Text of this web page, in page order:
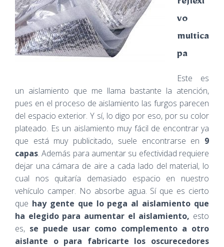
reflexi
vo
multica
pa
Este es
un aislamiento que me llama bastante la atención,
pues en el proceso de aislamiento las furgos parecen
del espacio exterior. Y sí, lo digo por eso, por su color
plateado. Es un aislamiento muy fácil de encontrar ya
que está muy publicitado, suele encontrarse en 9
capas. Además para aumentar su efectividad requiere
dejar una cámara de aire a cada lado del material, lo
cual nos quitaría demasiado espacio en nuestro
vehículo camper. No absorbe agua. Sí que es cierto
que hay gente que lo pega al aislamiento que
ha elegido para aumentar el aislamiento, esto
es, se puede usar como complemento a otro
aislante o para fabricarte los oscurecedores